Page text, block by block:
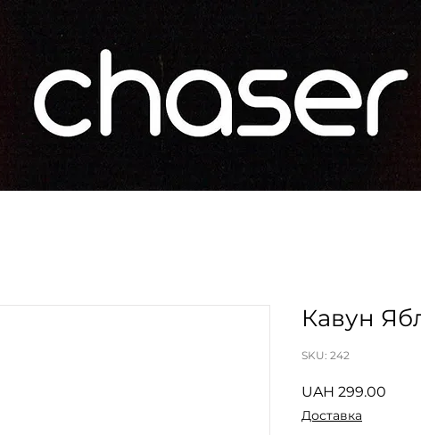
Кавун
SKU: 242
UAH 299.00
Доставка